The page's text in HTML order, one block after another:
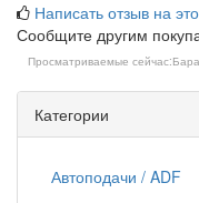
Написать отзыв на
Сообщите другим
Просматриваемые сейчас:
Категории
Автоподачи / ADF